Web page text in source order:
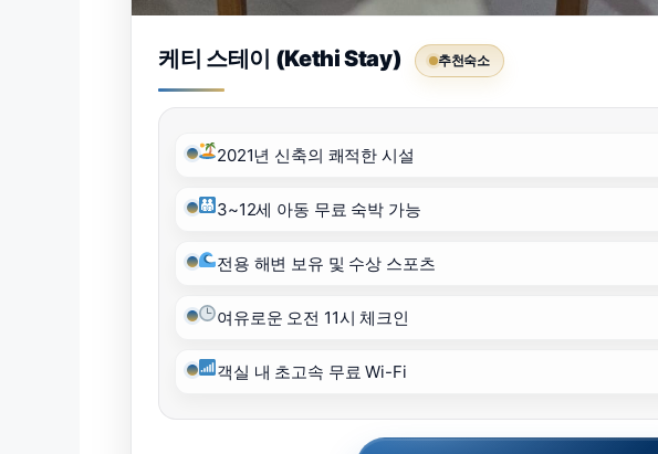
케티 스테이 (Kethi Stay) 추천숙소
2021년 신축의 쾌적한 시설
3~12세 아동 무료 숙박 가능
전용 해변 보유 및 수상 스포츠
여유로운 오전 11시 체크인
객실 내 초고속 무료 Wi-Fi